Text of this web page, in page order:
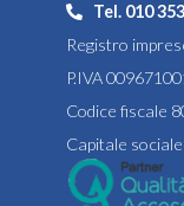
Tel. 010
Registro
P.IVA
Codice fiscale
Capitale